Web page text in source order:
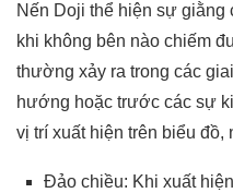
Nến Doji thể hiện sự giằng
khi không bên nào chiếm
thường xảy ra trong các
hướng hoặc trước các sự
vị trí xuất hiện trên biểu đồ,
Đảo chiều: Khi xuất